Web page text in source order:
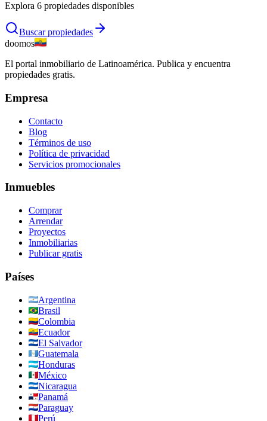
Explora 6 propiedades disponibles
Buscar propiedades
doomos
El portal inmobiliario de Latinoamérica. Publica y encuentra
propiedades gratis.
Empresa
Contacto
Blog
Términos de uso
Política de privacidad
Servicios promocionales
Inmuebles
Comprar
Arrendar
Proyectos
Inmobiliarias
Publicar gratis
Países
Argentina
Brasil
Colombia
Ecuador
El Salvador
Guatemala
Honduras
México
Nicaragua
Panamá
Paraguay
Perú